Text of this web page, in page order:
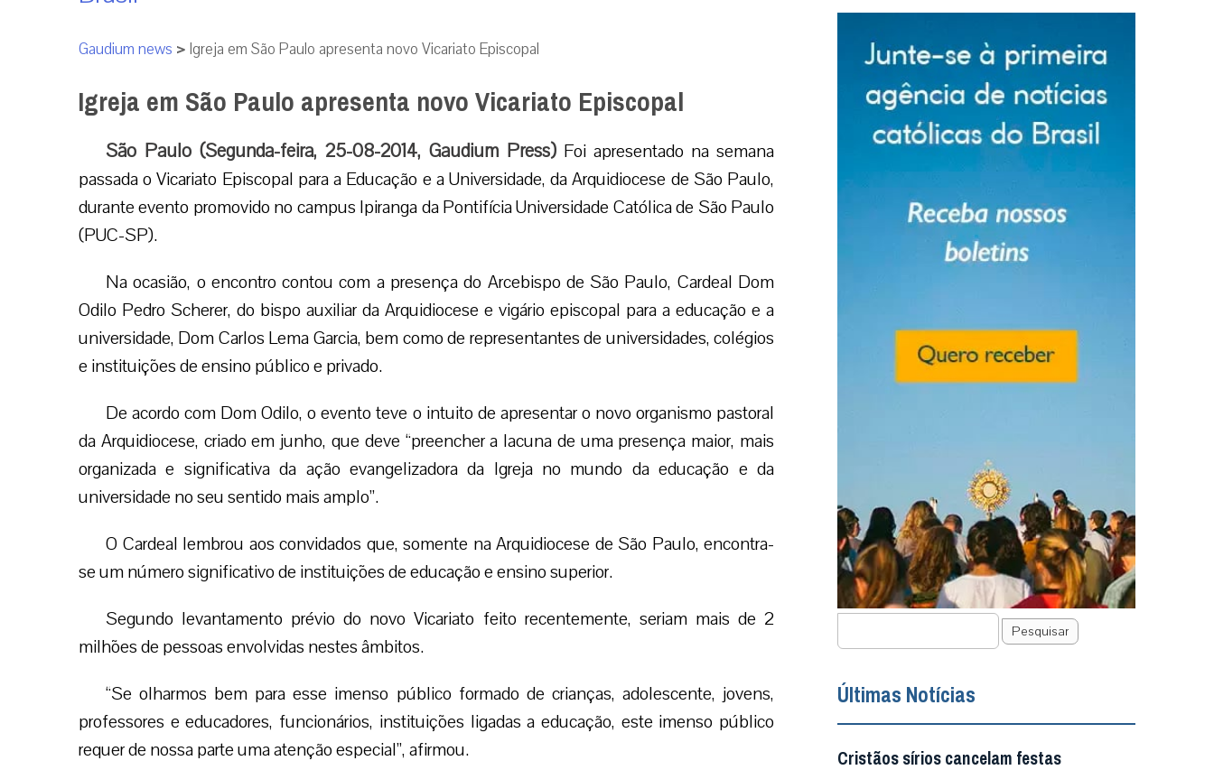
Gaudium news > Igreja em São Paulo apresenta novo Vicariato Episcopal
Igreja em São Paulo apresenta novo Vicariato Episcopal
São Paulo (Segunda-feira, 25-08-2014, Gaudium Press) Foi apresentado na semana
passada o Vicariato Episcopal para a Educação e a Universidade, da Arquidiocese de São Paulo,
durante evento promovido no campus Ipiranga da Pontifícia Universidade Católica de São Paulo
(PUC-SP).
Na ocasião, o encontro contou com a presença do Arcebispo de São Paulo, Cardeal Dom
Odilo Pedro Scherer, do bispo auxiliar da Arquidiocese e vigário episcopal para a educação e a
universidade, Dom Carlos Lema Garcia, bem como de representantes de universidades, colégios
e instituições de ensino público e privado.
De acordo com Dom Odilo, o evento teve o intuito de apresentar o novo organismo pastoral
da Arquidiocese, criado em junho, que deve “preencher a lacuna de uma presença maior, mais
organizada e significativa da ação evangelizadora da Igreja no mundo da educação e da
universidade no seu sentido mais amplo”.
O Cardeal lembrou aos convidados que, somente na Arquidiocese de São Paulo, encontra-
se um número significativo de instituições de educação e ensino superior.
Segundo levantamento prévio do novo Vicariato feito recentemente, seriam mais de 2
milhões de pessoas envolvidas nestes âmbitos.
“Se olharmos bem para esse imenso público formado de crianças, adolescente, jovens,
professores e educadores, funcionários, instituições ligadas a educação, este imenso público
requer de nossa parte uma atenção especial”, afirmou.
Pesquisar
Últimas Notícias
Cristãos sírios cancelam festas